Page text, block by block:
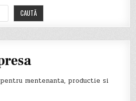
CAUTĂ
mentenanta, productie si